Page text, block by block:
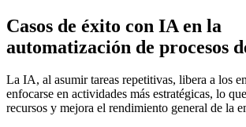
Casos de éxito con IA en la
automatización de procesos
La IA, al asumir tareas repetitivas, libera a los
enfocarse en actividades más estratégicas, lo
recursos y mejora el rendimiento general de la